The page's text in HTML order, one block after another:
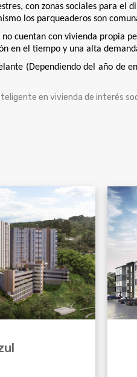
con zonas sociales para el
los parqueaderos son
cuentan con vivienda propia
en el tiempo y una alta
(Dependiendo del año de
en vivienda de interés